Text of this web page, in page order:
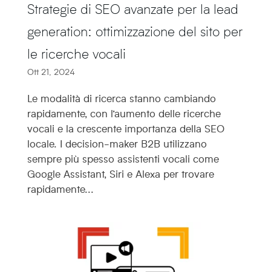
Strategie di SEO avanzate per la lead
generation: ottimizzazione del sito per
le ricerche vocali
Ott 21, 2024
Le modalità di ricerca stanno cambiando
rapidamente, con l’aumento delle ricerche
vocali e la crescente importanza della SEO
locale. I decision-maker B2B utilizzano
sempre più spesso assistenti vocali come
Google Assistant, Siri e Alexa per trovare
rapidamente...